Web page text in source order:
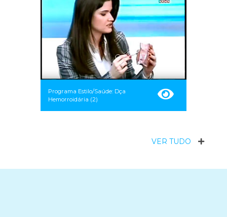
Programa Estilo/Saúde: Dça
Hemorroidária (2)
VER TUDO